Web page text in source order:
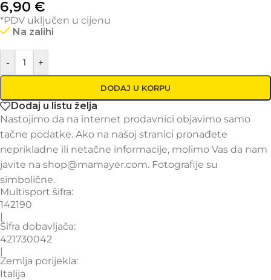
6,90 €
*PDV uključen u cijenu
Na zalihi
- +
DODAJ U KORPU
Dodaj u listu želja
Nastojimo da na internet prodavnici objavimo samo
tačne podatke. Ako na našoj stranici pronađete
neprikladne ili netačne informacije, molimo Vas da nam
javite na shop@mamayer.com. Fotografije su
simbolične.
Multisport šifra:
142190
|
Šifra dobavljača:
421730042
|
Zemlja porijekla:
Italija